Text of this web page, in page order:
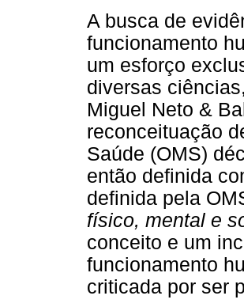
A busca de
funcionamento
um esforço
diversas
Miguel Neto &
reconceituação
Saúde (OMS)
então definida
definida pela
físico, mental e
conceito e um
funcionamento
criticada por ser